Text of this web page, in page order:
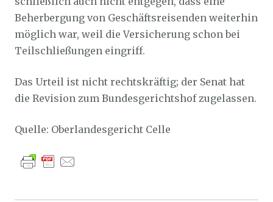
Beherbergung von Geschäftsreisenden weiterhin
möglich war, weil die Versicherung schon bei
Teilschließungen eingriff.
Das Urteil ist nicht rechtskräftig; der Senat hat
die Revision zum Bundesgerichtshof zugelassen.
Quelle: Oberlandesgericht Celle